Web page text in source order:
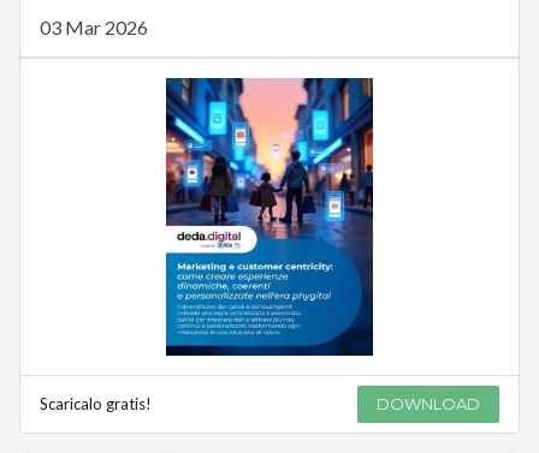
03 Mar 2026
Scaricalo gratis! DOWNLOAD